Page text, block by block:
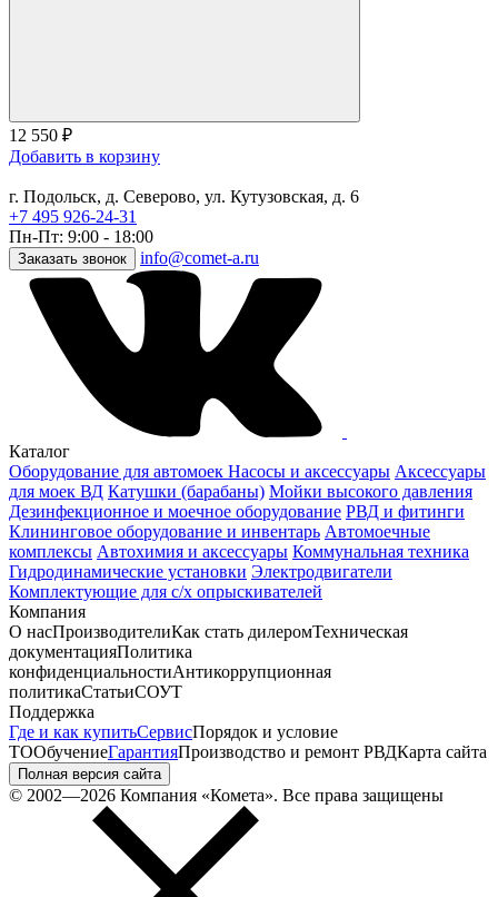
12 550 ₽
Добавить в корзину
г. Подольск, д. Северово, ул. Кутузовская, д. 6
+7 495 926-24-31
Пн-Пт: 9:00 - 18:00
Заказать звонок info@comet-a.ru
Каталог
Оборудование для автомоек Насосы и аксессуары Аксессуары
для моек ВД Катушки (барабаны) Мойки высокого давления
Дезинфекционное и моечное оборудование РВД и фитинги
Клининговое оборудование и инвентарь Автомоечные
комплексы Автохимия и аксессуары Коммунальная техника
Гидродинамические установки Электродвигатели
Комплектующие для с/х опрыскивателей
Компания
О насПроизводителиКак стать дилеромТехническая
документацияПолитика
конфиденциальностиАнтикоррупционная
политикаСтатьиСОУТ
Поддержка
Где и как купитьСервисПорядок и условие
ТООбучениеГарантияПроизводство и ремонт РВДКарта сайта
Полная версия сайта
© 2002—2026 Компания «Комета». Все права защищены